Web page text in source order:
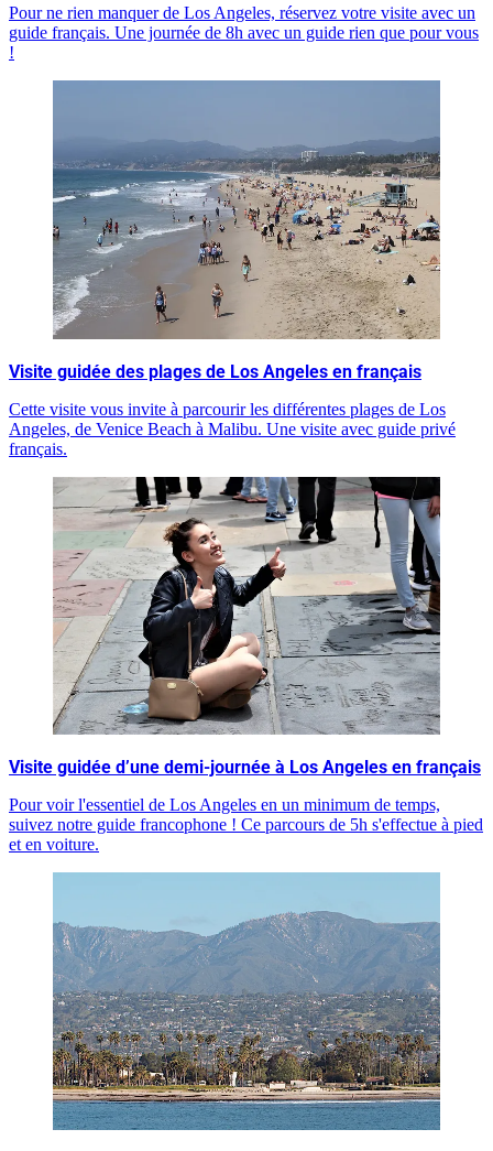
Pour ne rien manquer de Los Angeles, réservez votre visite avec un
guide français. Une journée de 8h avec un guide rien que pour vous
!
Visite guidée des plages de Los Angeles en français
Cette visite vous invite à parcourir les différentes plages de Los
Angeles, de Venice Beach à Malibu. Une visite avec guide privé
français.
Visite guidée d’une demi-journée à Los Angeles en français
Pour voir l'essentiel de Los Angeles en un minimum de temps,
suivez notre guide francophone ! Ce parcours de 5h s'effectue à pied
et en voiture.